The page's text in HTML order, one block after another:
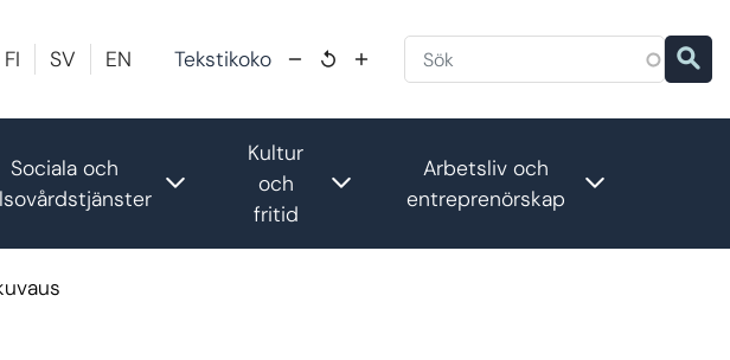
FI SV EN Tekstikoko
Sociala och
Toggle submenu
Kultur
och
fritid
Toggle submenu
Arbetsliv och
entreprenörskap